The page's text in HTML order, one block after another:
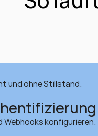
und ohne Stillstand.
Webhooks konfigurieren.